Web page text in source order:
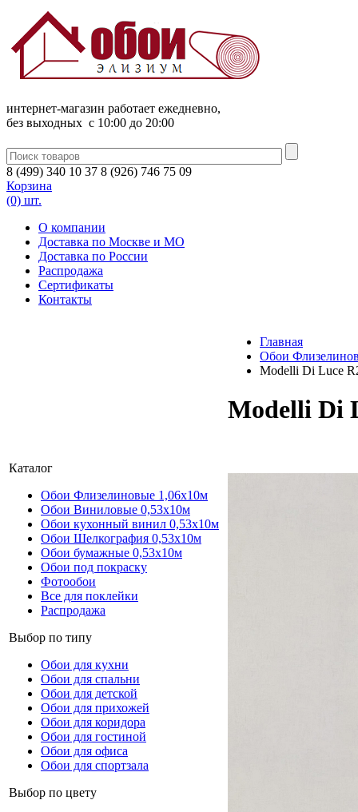
интернет-магазин работает ежедневно,
без выходных c 10:00 до 20:00
8 (499) 340 10 37 8 (926) 746 75 09
Корзина
(0) шт.
О компании
Доставка по Москве и МО
Доставка по России
Распродажа
Сертификаты
Контакты
Каталог
Обои Флизелиновые 1,06х10м
Обои Виниловые 0,53х10м
Обои кухонный винил 0,53х10м
Обои Шелкография 0,53x10м
Обои бумажные 0,53х10м
Обои под покраску
Фотообои
Все для поклейки
Распродажа
Выбор по типу
Обои для кухни
Обои для спальни
Обои для детской
Обои для прихожей
Обои для коридора
Обои для гостиной
Обои для офиса
Обои для спортзала
Выбор по цвету
Главная
Обои
Modelli Di Luce
Modelli Di